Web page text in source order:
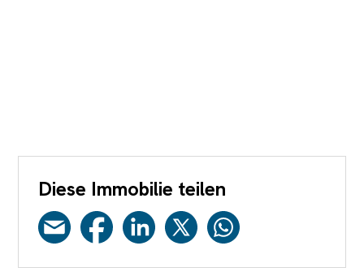
Diese Immobilie teilen